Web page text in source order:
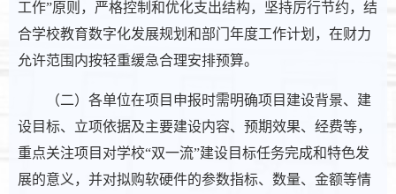
工作”原则，严格控制和优化支出结构，坚持厉行节约，结
合学校教育数字化发展规划和部门年度工作计划，在财力
允许范围内按轻重缓急合理安排预算。
（二）各单位在项目申报时需明确项目建设背景、建
设目标、立项依据及主要建设内容、预期效果、经费等，
重点关注项目对学校“双一流”建设目标任务完成和特色发
展的意义，并对拟购软硬件的参数指标、数量、金额等情